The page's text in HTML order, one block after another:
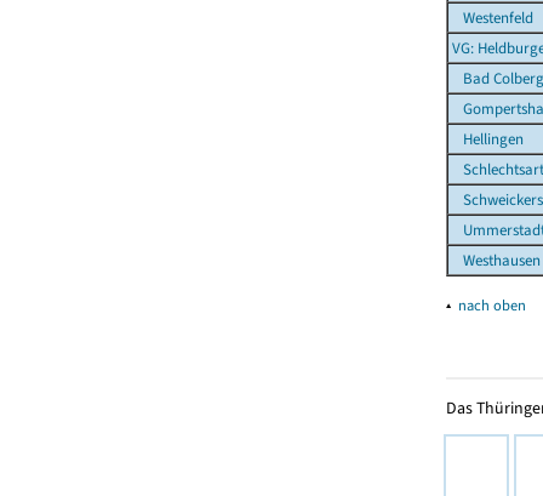
Westenfeld
VG:
Bad
Hellingen
Schlechtsart
Westhausen
▴ nach oben
Das